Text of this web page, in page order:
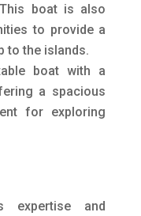
boat is also
to provide a
to the islands.
boat with a
a spacious
for exploring
expertise and